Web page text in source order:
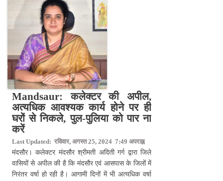
Mandsaur: कलेक्टर की अपील,
अत्यधिक आवश्यक कार्य होने पर ही
घरों से निकले, पुल-पुलिया को पार ना
करें
Last Updated: रविवार, अगस्त 25, 2024 7:49 अपराह्न
मंदसौर। कलेक्टर मंदसौर श्रीमती अदिती गर्ग द्वारा जिले
वासियों से अपील की है कि मंदसौर एवं आसपास के जिलों में
निरंतर वर्षा हो रही है। आगामी दिनों में भी अत्यधिक वर्षा